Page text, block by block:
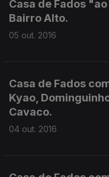
Casa de Fados
Bairro Alto.
05 out. 2016
Casa de Fados
Kyao,
Cavaco.
04 out. 2016